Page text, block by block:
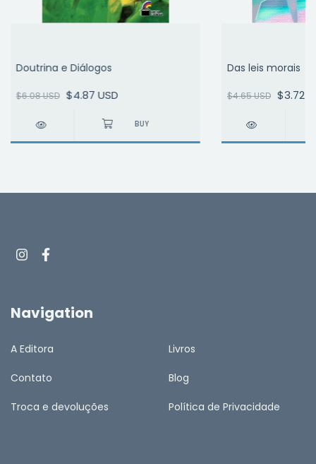
Doutrina e Diálogos
$6.08 USD $4.87 USD
Das leis morais
$4.65 USD $3.72
Navigation
A Editora Livros
Contato Blog
Troca e devoluções Política de Privacidade